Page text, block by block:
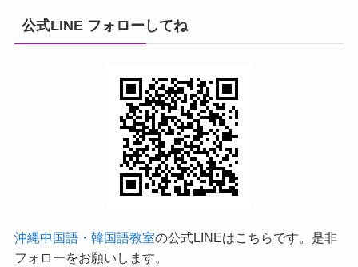
公式LINE フォローしてね
沖縄中国語・韓国語教室の公式LINEはこちらです。是非
フォローをお願いします。